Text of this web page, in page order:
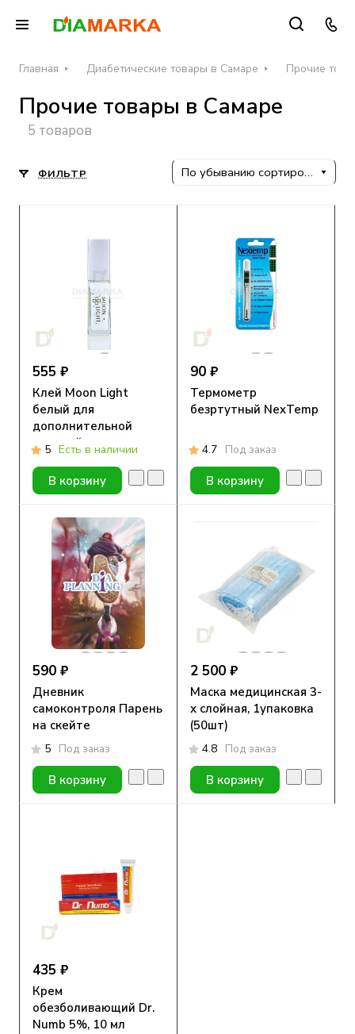
Главная Диабетические товары в Самаре Прочие
Прочие товары в Самаре
5 товаров
ФИЛЬТР По убыванию сортировки
555 ₽
Клей Moon Light
белый для
дополнительной
подклейки
5 Есть в наличии
В корзину
90 ₽
Термометр
безртутный NexTemp
4.7 Под заказ
В корзину
590 ₽
Дневник
самоконтроля Парень
на скейте
5 Под заказ
В корзину
2 500 ₽
Маска медицинская 3-
х слойная, 1упаковка
(50шт)
4.8 Под заказ
В корзину
435 ₽
Крем
обезболивающий Dr.
Numb 5%, 10 мл